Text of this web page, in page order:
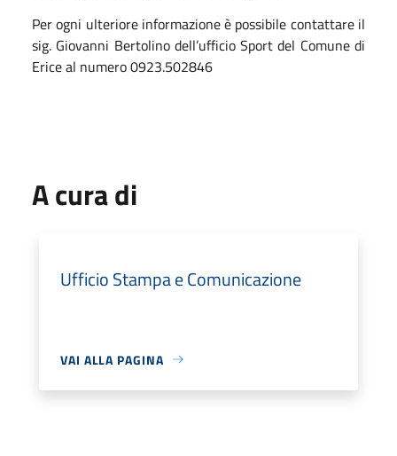
Per ogni ulteriore informazione è possibile contattare il
sig. Giovanni Bertolino dell’ufficio Sport del Comune di
Erice al numero 0923.502846
A cura di
Ufficio Stampa e Comunicazione
VAI ALLA PAGINA